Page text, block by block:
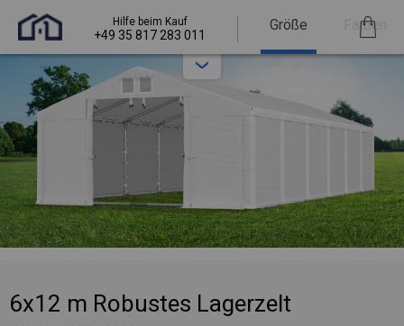
Hilfe beim Kauf
+49 35 817 283 011
Größe Farben
6x12 m Robustes Lagerzelt